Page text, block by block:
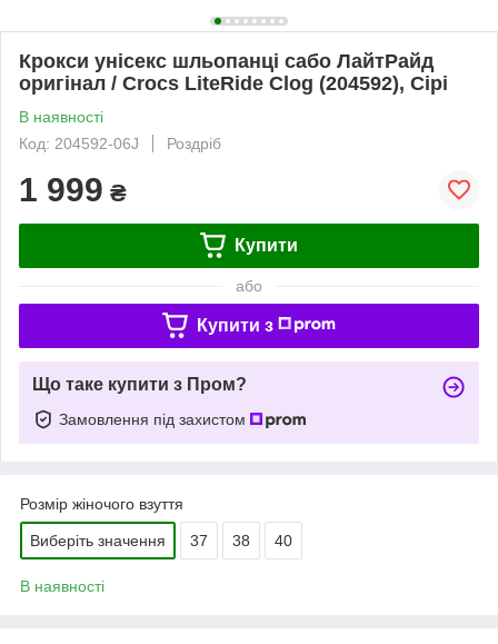
Крокси унісекс шльопанці сабо ЛайтРайд
оригінал / Crocs LiteRide Clog (204592), Сірі
В наявності
Код: 204592-06J
Роздріб
1 999 ₴
Купити
або
Купити з
Що таке купити з Пром?
Замовлення під захистом
Розмір жіночого взуття
Виберіть значення 37 38 40
В наявності